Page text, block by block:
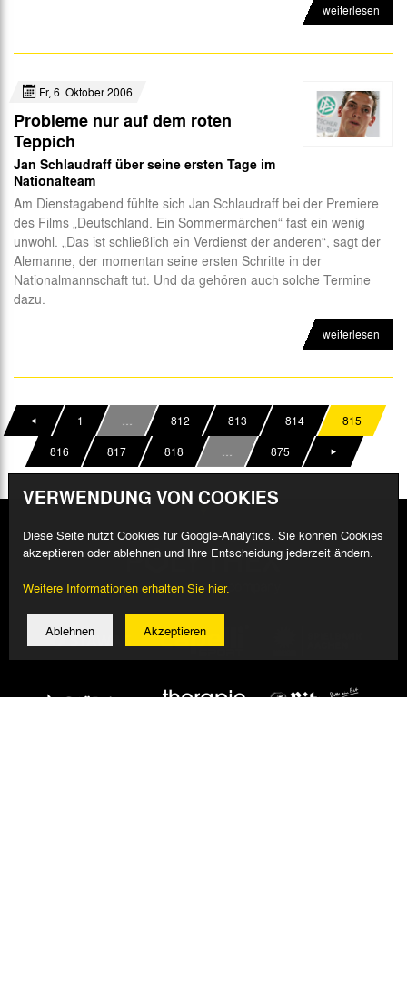
weiterlesen
Fr, 6. Oktober 2006
Probleme nur auf dem roten
Teppich
Jan Schlaudraff über seine ersten Tage im
Nationalteam
Am Dienstagabend fühlte sich Jan Schlaudraff bei der Premiere
des Films „Deutschland. Ein Sommermärchen“ fast ein wenig
unwohl. „Das ist schließlich ein Verdienst der anderen“, sagt der
Alemanne, der momentan seine ersten Schritte in der
Nationalmannschaft tut. Und da gehören auch solche Termine
dazu.
weiterlesen
1 … 812 813 814
815
816
817 818 … 875
VERWENDUNG VON COOKIES
Diese Seite nutzt Cookies für Google-Analytics. Sie können Cookies
akzeptieren oder ablehnen und Ihre Entscheidung jederzeit ändern.
Weitere Informationen erhalten Sie hier.
Ablehnen Akzeptieren